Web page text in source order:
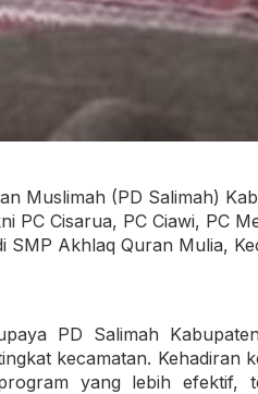
Muslimah (PD Salimah)
PC Cisarua, PC Ciawi, PC
Akhlaq Quran Mulia,
PD Salimah
kecamatan. Kehadiran
yang lebih efektif,